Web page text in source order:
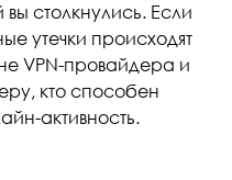
вы столкнулись. Если
утечки происходят
VPN-провайдера и
кто способен
активность.